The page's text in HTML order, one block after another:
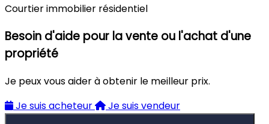
Courtier immobilier résidentiel
Besoin d'aide pour la vente ou l'achat d'une
propriété
Je peux vous aider à obtenir le meilleur prix.
Je suis acheteur
Je suis vendeur